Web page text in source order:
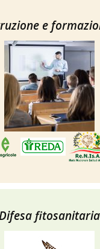
e
fitosanitaria